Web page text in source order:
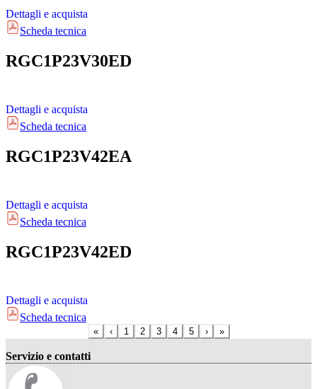
Dettagli e acquista
Scheda tecnica
RGC1P23V30ED
Dettagli e acquista
Scheda tecnica
RGC1P23V42EA
Dettagli e acquista
Scheda tecnica
RGC1P23V42ED
Dettagli e acquista
Scheda tecnica
« ‹ 1 2 3 4 5 › »
Servizio e contatti